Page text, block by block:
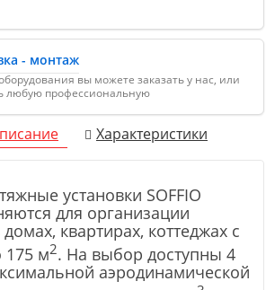
- монтаж
вы можете заказать у нас, или
любую профессиональную
Характеристики
установки SOFFIO
для организации
квартирах, коттеджах с
м2. На выбор доступны 4
аэродинамической